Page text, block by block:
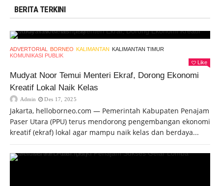
BERITA TERKINI
ADVERTORIAL BORNEO KALIMANTAN KALIMANTAN TIMUR
KOMUNIKASI PUBLIK
Like
Mudyat Noor Temui Menteri Ekraf, Dorong Ekonomi
Kreatif Lokal Naik Kelas
Admin Des 17, 2025
Jakarta, helloborneo.com — Pemerintah Kabupaten Penajam
Paser Utara (PPU) terus mendorong pengembangan ekonomi
kreatif (ekraf) lokal agar mampu naik kelas dan berdaya...